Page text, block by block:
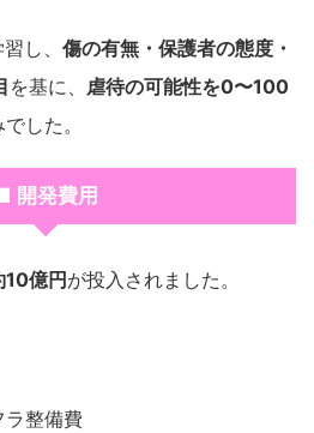
し、 傷の有無・保護者の態度・
を基に、 虐待の可能性を0〜100
した。
開発費用
10億円 が投入されました。
ラ整備費